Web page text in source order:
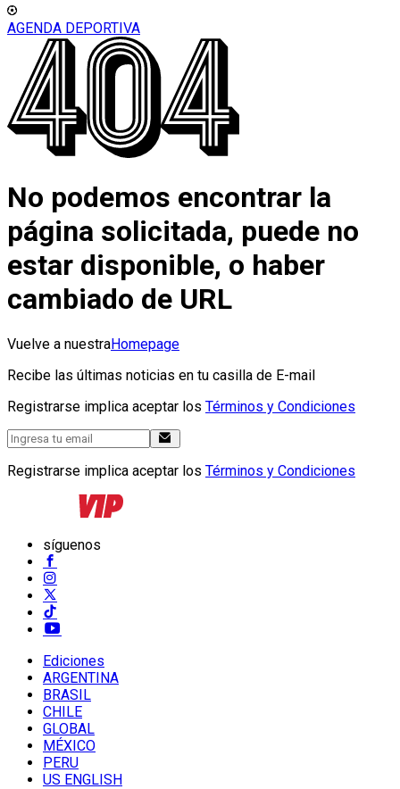
AGENDA DEPORTIVA
No podemos encontrar la
página solicitada, puede no
estar disponible, o haber
cambiado de URL
Vuelve a nuestraHomepage
Recibe las últimas noticias en tu casilla de E-mail
Registrarse implica aceptar los Términos y Condiciones
Registrarse implica aceptar los Términos y Condiciones
síguenos
Ediciones
ARGENTINA
BRASIL
CHILE
GLOBAL
MÉXICO
PERU
US ENGLISH